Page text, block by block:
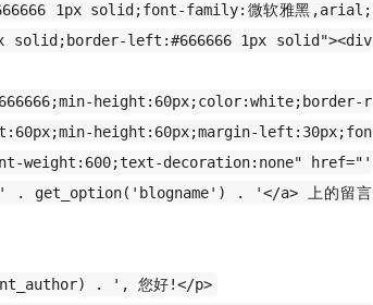
1px solid;font-family:微软雅黑,arial;
solid;border-left:#666666 1px solid"><div
height:60px;color:white;border-r
height:60px;margin-left:30px;fon
weight:600;text-decoration:none" href="'
get_option('blogname') . '</a> 上的留言
. ', 您好!</p>